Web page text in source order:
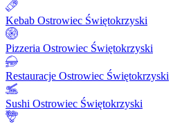
Kebab Ostrowiec Świętokrzyski
Pizzeria Ostrowiec Świętokrzyski
Restauracje Ostrowiec Świętokrzyski
Sushi Ostrowiec Świętokrzyski